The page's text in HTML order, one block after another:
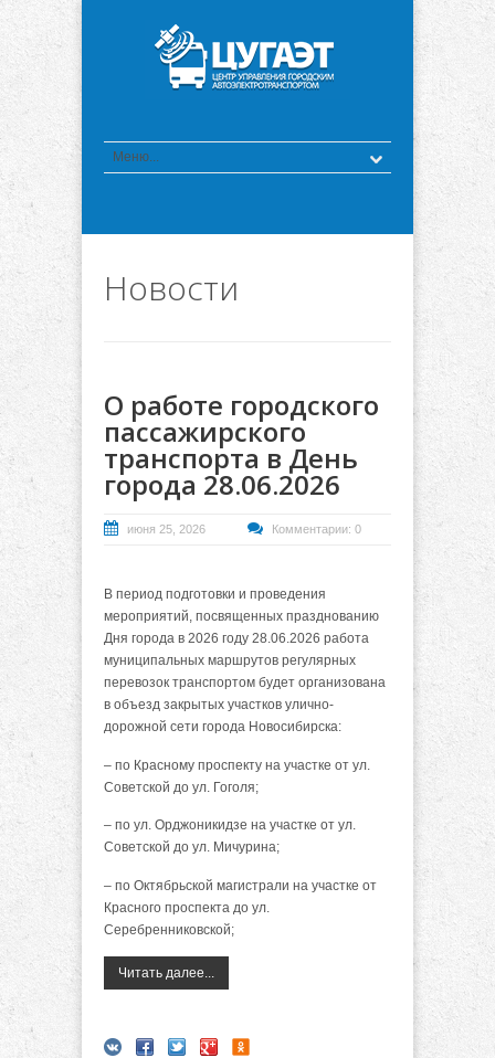
Новости
О работе городского
пассажирского
транспорта в День
города 28.06.2026
июня 25, 2026 Комментарии: 0
В период подготовки и проведения
мероприятий, посвященных празднованию
Дня города в 2026 году 28.06.2026 работа
муниципальных маршрутов регулярных
перевозок транспортом будет организована
в объезд закрытых участков улично-
дорожной сети города Новосибирска:
– по Красному проспекту на участке от ул.
Советской до ул. Гоголя;
– по ул. Орджоникидзе на участке от ул.
Советской до ул. Мичурина;
– по Октябрьской магистрали на участке от
Красного проспекта до ул.
Серебренниковской;
Читать далее...